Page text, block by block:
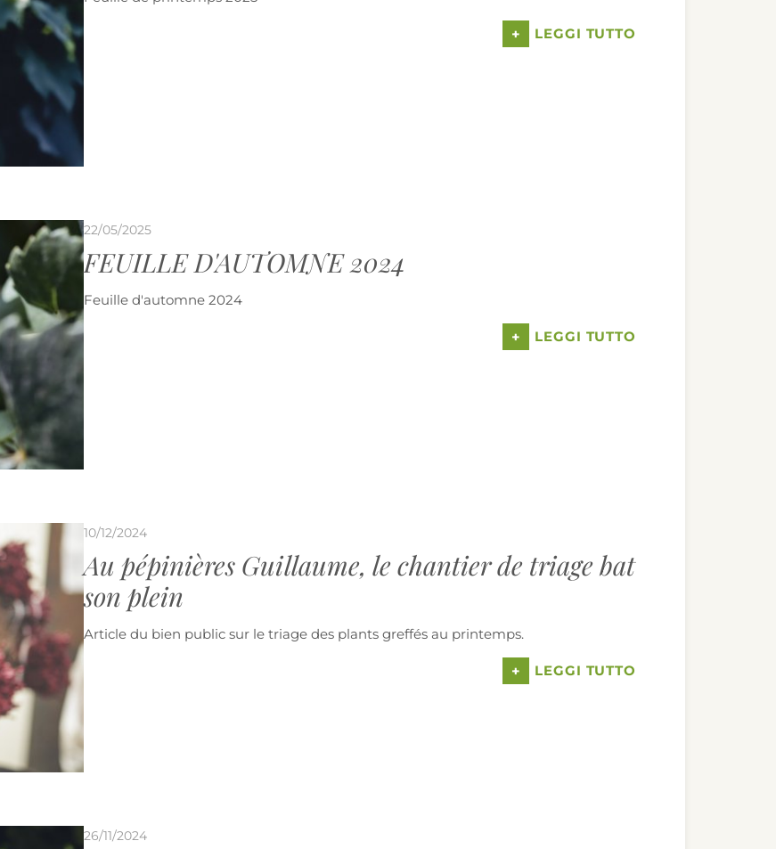
+ LEGGI TUTTO
22/05/2025
FEUILLE D'AUTOMNE 2024
Feuille d'automne 2024
+ LEGGI TUTTO
10/12/2024
Au pépinières Guillaume, le chantier de triage bat
son plein
Article du bien public sur le triage des plants greffés au printemps.
+ LEGGI TUTTO
26/11/2024